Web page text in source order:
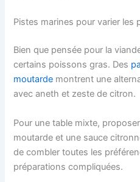
Pistes marines pour varier les
Bien que pensée pour la
certains poissons gras. Des
moutarde montrent une
avec aneth et zeste de citron.
Pour une table mixte,
moutarde et une sauce
de combler toutes les
préparations compliquées.